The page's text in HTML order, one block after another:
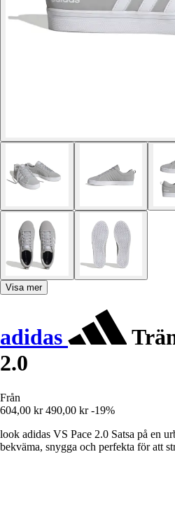
Visa mer
adidas
2.0
Från
604,00 kr 490,00 kr -19%
look adidas VS Pace 2.0 Satsa på en
bekväma, snygga och perfekta för att